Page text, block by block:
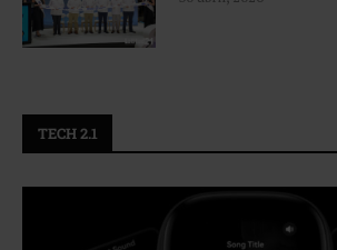
TECH 2.1